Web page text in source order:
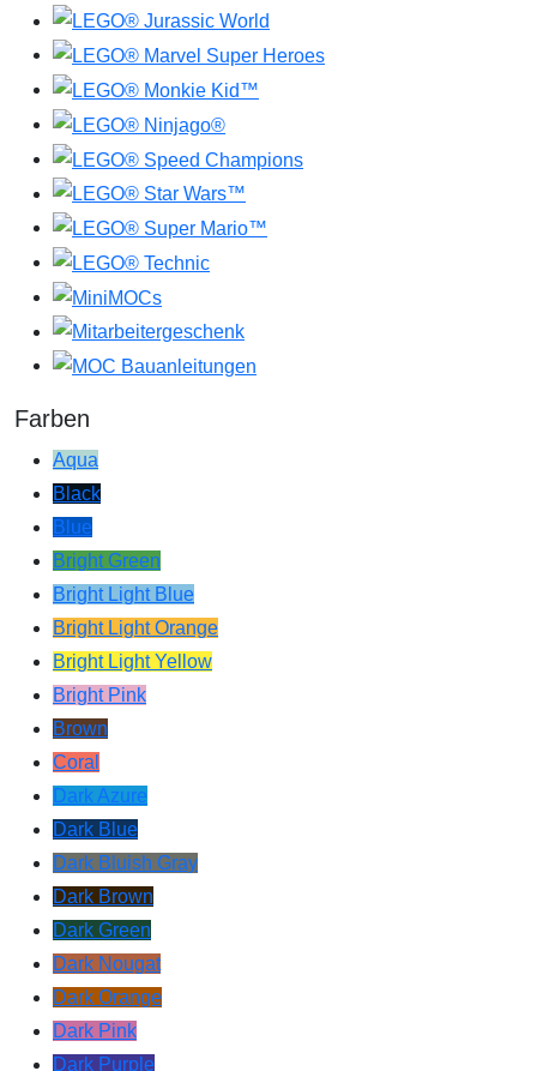
Farben
Aqua
Black
Blue
Bright Green
Bright Light Blue
Bright Light Orange
Bright Light Yellow
Bright Pink
Brown
Coral
Dark Azure
Dark Blue
Dark Bluish Gray
Dark Brown
Dark Green
Dark Nougat
Dark Orange
Dark Pink
Dark Purple